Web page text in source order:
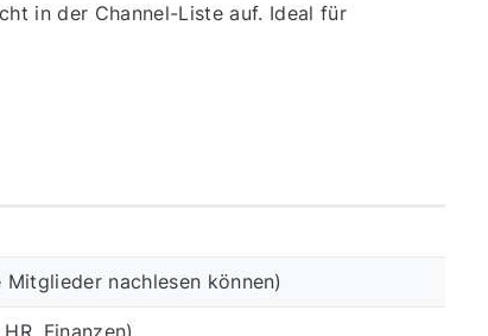
in der Channel-Liste auf. Ideal für
nachlesen können)
Finanzen)